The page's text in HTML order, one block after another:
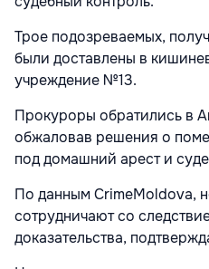
Трое подозреваемых,
были доставлены в
учреждение №13.
Прокуроры обратились в
обжаловав решения о
под домашний арест и
По данным CrimeMoldova,
сотрудничают со
доказательства,